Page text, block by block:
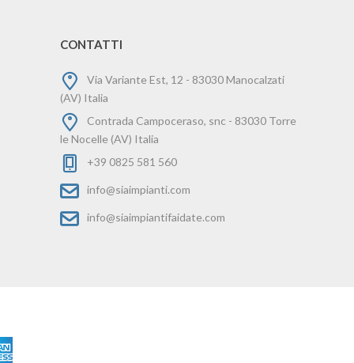
CONTATTI
Via Variante Est, 12 - 83030 Manocalzati
(AV) Italia
Contrada Campoceraso, snc - 83030 Torre
le Nocelle (AV) Italia
+39 0825 581 560
info@siaimpianti.com
info@siaimpiantifaidate.com